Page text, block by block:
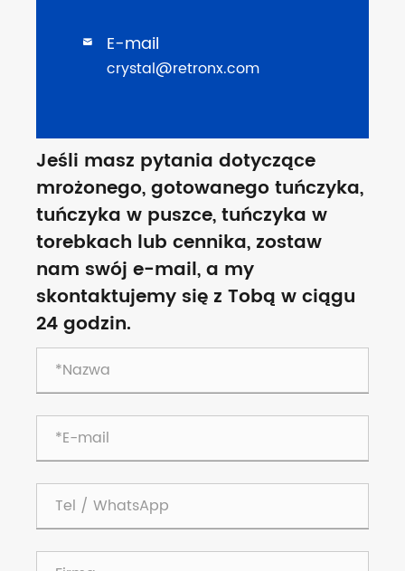
 E-mail
crystal@retronx.com
Jeśli masz pytania dotyczące
mrożonego, gotowanego tuńczyka,
tuńczyka w puszce, tuńczyka w
torebkach lub cennika, zostaw
nam swój e-mail, a my
skontaktujemy się z Tobą w ciągu
24 godzin.